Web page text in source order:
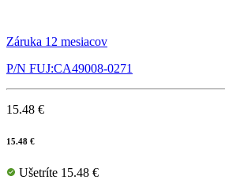
Záruka 12 mesiacov
P/N FUJ:CA49008-0271
15.48 €
15.48 €
Ušetríte 15.48 €